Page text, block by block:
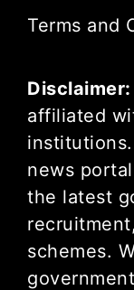
Terms and
Disclaimer:
affiliated
news
the latest
schemes.